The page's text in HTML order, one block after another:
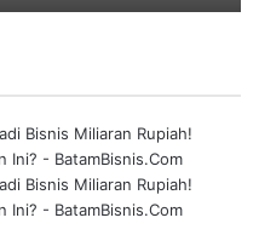
Bisnis Miliaran Rupiah!
Ini? - BatamBisnis.Com
Bisnis Miliaran Rupiah!
Ini? - BatamBisnis.Com